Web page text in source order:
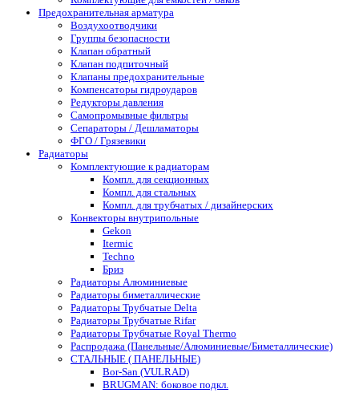
Предохранительная арматура
Воздухоотводчики
Группы безопасности
Клапан обратный
Клапан подпиточный
Клапаны предохранительные
Компенсаторы гидроударов
Редукторы давления
Самопромывные фильтры
Сепараторы / Дешламаторы
ФГО / Грязевики
Радиаторы
Комплектующие к радиаторам
Компл. для секционных
Компл. для стальных
Компл. для трубчатых / дизайнерских
Конвекторы внутрипольные
Gekon
Itermic
Techno
Бриз
Радиаторы Алюминиевые
Радиаторы биметаллические
Радиаторы Трубчатые Delta
Радиаторы Трубчатые Rifar
Радиаторы Трубчатые Royal Thermo
Распродажа (Панельные/Алюминиевые/Биметаллические)
СТАЛЬНЫЕ ( ПАНЕЛЬНЫЕ)
Bor-San (VULRAD)
BRUGMAN: боковое подкл.